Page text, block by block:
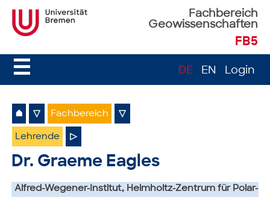
Fachbereich
Geowissenschaften
FB5
☰ DE EN Login
⌂ ▽ Fachbereich ▽
Lehrende ▷
Dr. Graeme Eagles
Alfred-Wegener-Institut, Helmholtz-Zentrum für Polar-